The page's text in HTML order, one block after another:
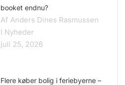
booket endnu?
Af Anders Dines Rasmussen
I Nyheder
juli 25, 2026
Flere køber bolig i feriebyerne –